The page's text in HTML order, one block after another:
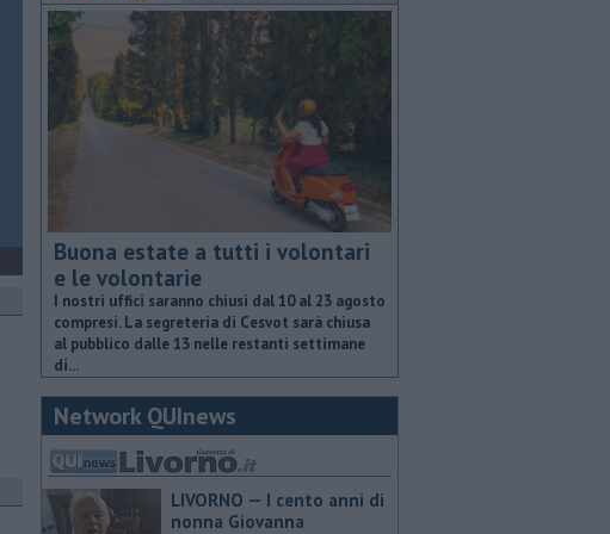
Buona estate a tutti i volontari
e le volontarie
I nostri uffici saranno chiusi dal 10 al 23 agosto
compresi. La segreteria di Cesvot sarà chiusa
al pubblico dalle 13 nelle restanti settimane
di...
Network QUInews
LIVORNO — I cento anni di
nonna Giovanna